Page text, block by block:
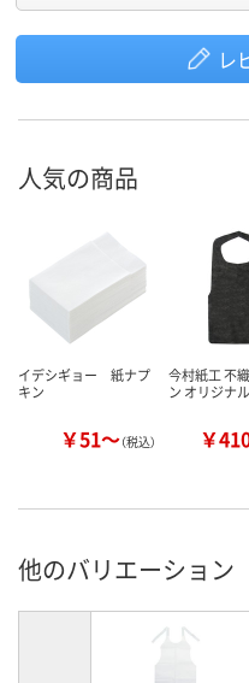
レ
人気の商品
イデシギョー 紙ナプ
キン
￥51～（税込）
今村紙工 不
ン オリジナル
￥
他のバリエーション